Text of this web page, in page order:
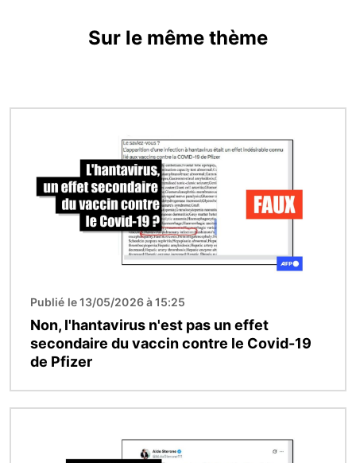
Sur le même thème
Publié le 13/05/2026 à 15:25
Non, l'hantavirus n'est pas un effet
secondaire du vaccin contre le Covid-19
de Pfizer